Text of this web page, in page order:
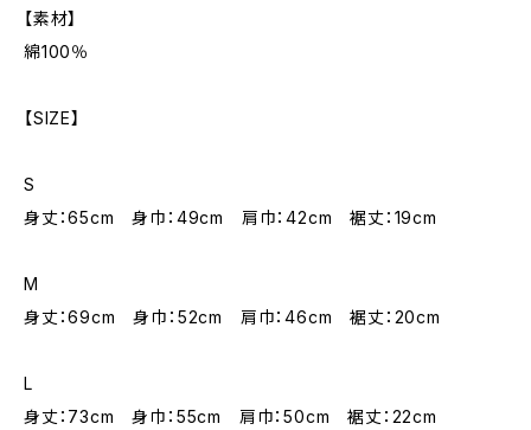
【素材】
綿100％
【SIZE】
S
身丈：65cm 身巾：49cm 肩巾：42cm 裾丈：19cm
M
身丈：69cm 身巾：52cm 肩巾：46cm 裾丈：20cm
L
身丈：73cm 身巾：55cm 肩巾：50cm 裾丈：22cm